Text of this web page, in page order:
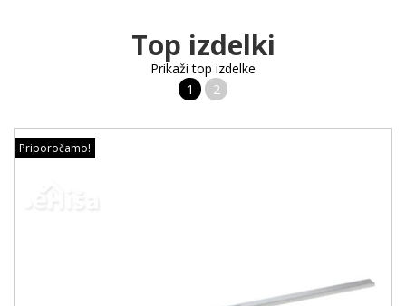
Top izdelki
Prikaži top izdelke
1
2
Priporočamo!